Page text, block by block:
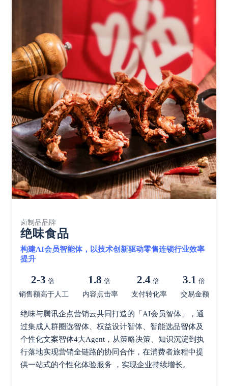
卤制品品牌
绝味食品
构建AI会员智能体，以技术创新驱动零售连锁行业效率
提升
2-3 倍
销售额高于人工
1.8 倍
内容点击率
2.4 倍
支付转化率
3.1 倍
交易金额
绝味与腾讯企点营销云共同打造的「AI会员智体」，通
过集成人群圈选智体、权益设计智体、智能选品智体及
个性化文案智体4大Agent，从策略决策、知识沉淀到执
行落地实现营销全链路的协同合作，在消费者旅程中提
供一站式的个性化体验服务 ，实现企业持续增长。